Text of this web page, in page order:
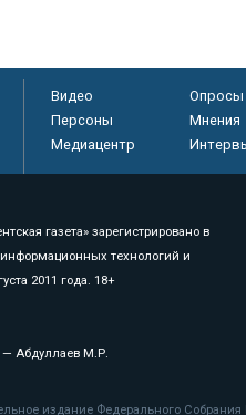
Видео Опросы
Персоны
Мнения
Медиацентр
газета» зарегистрировано в
технологий и
2011 года. 18+
— Абдуллаев М.Р.
издание Федерального